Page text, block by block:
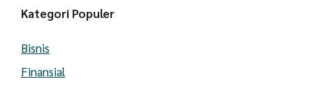
Kategori Populer
Bisnis
Finansial